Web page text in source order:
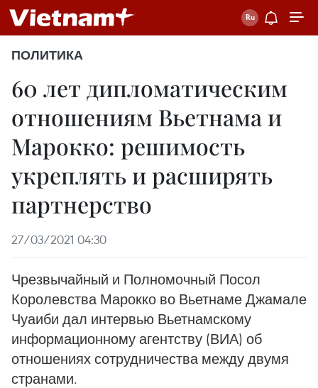
ПОЛИТИКА
60 лет дипломатическим
отношениям Вьетнама и
Марокко: решимость
укреплять и расширять
партнерство
27/03/2021 04:30
Чрезвычайный и Полномочный Посол
Королевства Марокко во Вьетнаме Джамале
Чуаиби дал интервью Вьетнамскому
информационному агентству (ВИА) об
отношениях сотрудничества между двумя
странами.